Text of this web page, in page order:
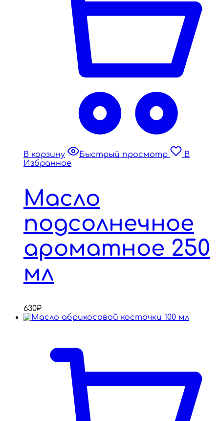
В корзину Быстрый просмотр
В
Избранное
Масло
подсолнечное
ароматное 250
мл
630₽